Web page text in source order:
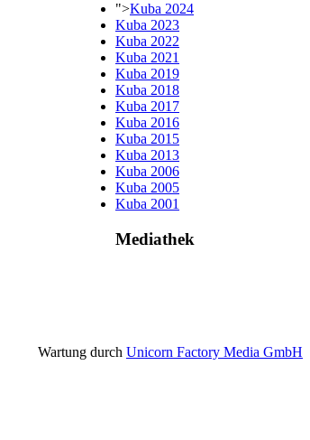
">Kuba 2024
Kuba 2023
Kuba 2022
Kuba 2021
Kuba 2019
Kuba 2018
Kuba 2017
Kuba 2016
Kuba 2015
Kuba 2013
Kuba 2006
Kuba 2005
Kuba 2001
Mediathek
Wartung durch Unicorn Factory Media GmbH